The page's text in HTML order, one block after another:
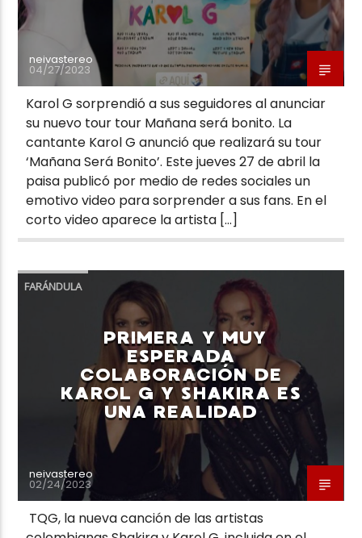
neivastereo
04/27/2023
Karol G sorprendió a sus seguidores al anunciar
su nuevo tour tour Mañana será bonito. La
cantante Karol G anunció que realizará su tour
‘Mañana Será Bonito’. Este jueves 27 de abril la
paisa publicó por medio de redes sociales un
emotivo video para sorprender a sus fans. En el
corto video aparece la artista […]
FARÁNDULA
PRIMERA Y MUY
ESPERADA
COLABORACIÓN DE
KAROL G Y SHAKIRA ES
UNA REALIDAD
neivastereo
02/24/2023
TQG, la nueva canción de las artistas